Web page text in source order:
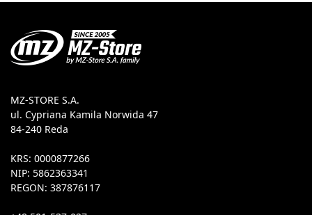
MZ-STORE S.A.
ul. Cypriana Kamila Norwida 47
84-240 Reda
KRS: 0000877266
NIP: 5862363341
REGON: 387876117